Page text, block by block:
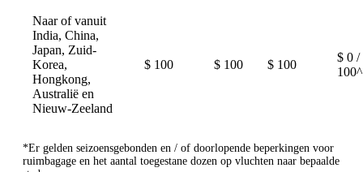
Naar of vanuit
India, China,
Japan, Zuid-
Korea,
Hongkong,
Australië en
Nieuw-Zeeland
$ 100 $ 100 $ 100
$ 0 /
100^
*Er gelden seizoensgebonden en / of doorlopende beperkingen voor
ruimbagage en het aantal toegestane dozen op vluchten naar bepaalde